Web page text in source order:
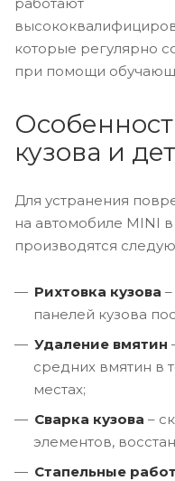
которые регулярно
при помощи
кузова и
Для устранения
на автомобиле MINI
производятся
Рихтовка кузова
панелей кузова
Удаление вмятин
средних вмятин в
местах;
Сварка кузова –
элементов,
Стапельные